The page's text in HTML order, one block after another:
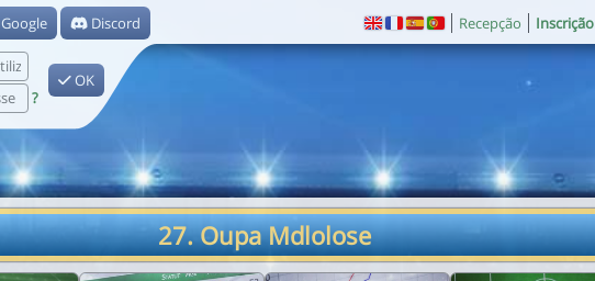
Google Discord
?
OK
Recepção Inscrição
27. Oupa Mdlolose